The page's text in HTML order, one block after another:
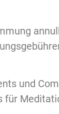
und